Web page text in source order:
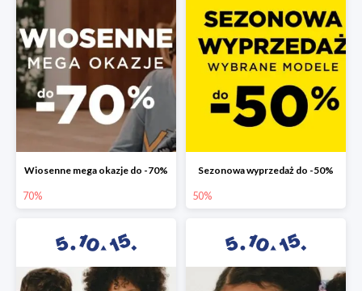
Wiosenne mega okazje do -70%
70%
Sezonowa wyprzedaż do -50%
50%